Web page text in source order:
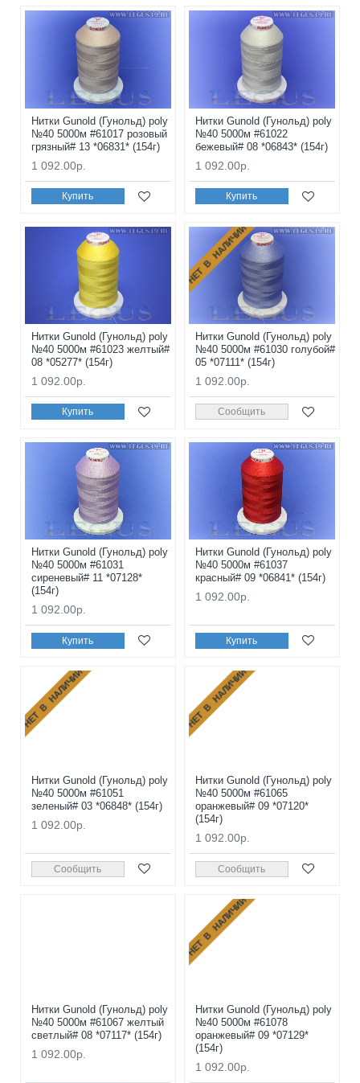
Нитки Gunold (Гунольд) poly
№40 5000м #61017 розовый
грязный# 13 *06831* (154г)
1 092.00р.
Купить
Нитки Gunold (Гунольд) poly
№40 5000м #61022
бежевый# 08 *06843* (154г)
1 092.00р.
Купить
Нитки Gunold (Гунольд) poly
№40 5000м #61023 желтый#
08 *05277* (154г)
1 092.00р.
Купить
НЕТ В НАЛИЧИИ
Нитки Gunold (Гунольд) poly
№40 5000м #61030 голубой#
05 *07111* (154г)
1 092.00р.
Сообщить
Нитки Gunold (Гунольд) poly
№40 5000м #61031
сиреневый# 11 *07128*
(154г)
1 092.00р.
Купить
Нитки Gunold (Гунольд) poly
№40 5000м #61037
красный# 09 *06841* (154г)
1 092.00р.
Купить
НЕТ В НАЛИЧИИ
Нитки Gunold (Гунольд) poly
№40 5000м #61051
зеленый# 03 *06848* (154г)
1 092.00р.
Сообщить
НЕТ В НАЛИЧИИ
Нитки Gunold (Гунольд) poly
№40 5000м #61065
оранжевый# 09 *07120*
(154г)
1 092.00р.
Сообщить
Нитки Gunold (Гунольд) poly
№40 5000м #61067 желтый
светлый# 08 *07117* (154г)
1 092.00р.
НЕТ В НАЛИЧИИ
Нитки Gunold (Гунольд) poly
№40 5000м #61078
оранжевый# 09 *07129*
(154г)
1 092.00р.